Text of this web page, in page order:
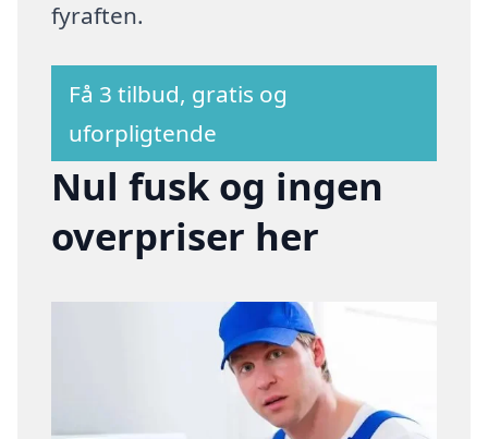
fyraften.
Få 3 tilbud, gratis og
uforpligtende
Nul fusk og ingen
overpriser her